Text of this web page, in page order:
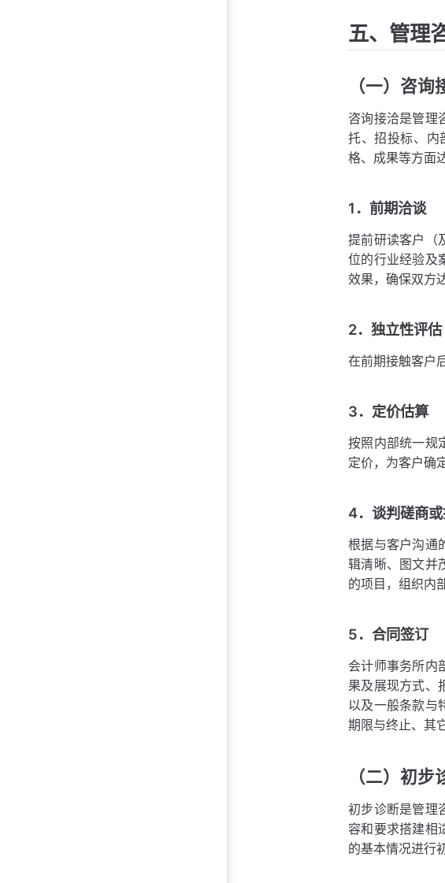
五、管理
（一）咨询
咨询接洽是管理
托、招投标、内
格、成果等方面
1．前期洽谈
提前研读客户（
位的行业经验及
效果，确保双方
2．独立性评估
在前期接触客户
3．定价估算
按照内部统一规
定价，为客户确
4．谈判磋商
根据与客户沟通
辑清晰、图文并
的项目，组织内
5．合同签订
会计师事务所内
果及展现方式、
以及一般条款与
期限与终止、其
（二）初步
初步诊断是管理
容和要求搭建相
的基本情况进行